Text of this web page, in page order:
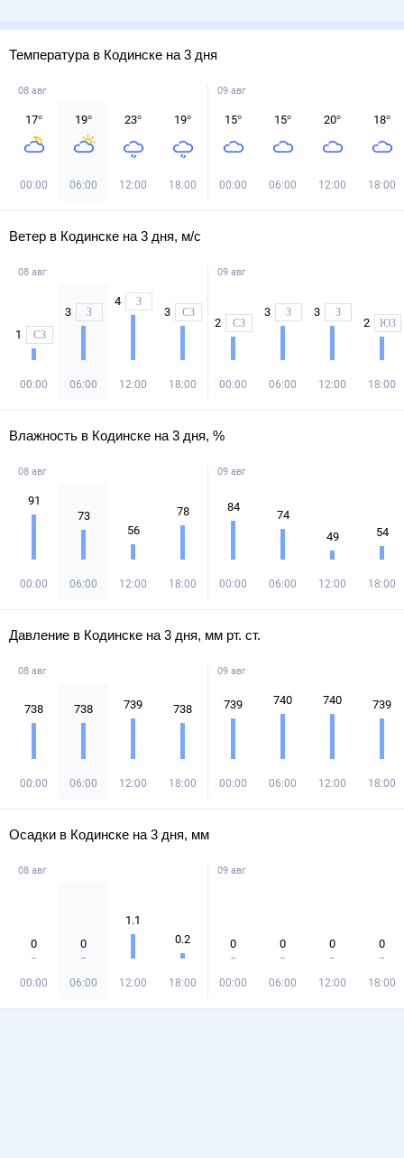
Температура в Кодинске на 3 дня
08 авг
17°
00:00
19°
06:00
23°
12:00
19°
18:00
09 авг
15°
00:00
15°
06:00
20°
12:00
18°
18:00
Ветер в Кодинске на 3 дня, м/с
08 авг
1 СЗ
00:00
3 З
06:00
4 З
12:00
3 СЗ
18:00
09 авг
2 СЗ
00:00
3 З
06:00
3 З
12:00
2 ЮЗ
18:00
Влажность в Кодинске на 3 дня, %
08 авг
91
00:00
73
06:00
56
12:00
78
18:00
09 авг
84
00:00
74
06:00
49
12:00
54
18:00
Давление в Кодинске на 3 дня, мм рт. ст.
08 авг
738
00:00
738
06:00
739
12:00
738
18:00
09 авг
739
00:00
740
06:00
740
12:00
739
18:00
Осадки в Кодинске на 3 дня, мм
08 авг
0
00:00
0
06:00
1.1
12:00
0.2
18:00
09 авг
0
00:00
0
06:00
0
12:00
0
18:00